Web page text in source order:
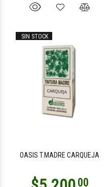
SIN STOCK
OASIS T.MADRE CARQUEJA